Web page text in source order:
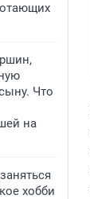
Что
на
хобби